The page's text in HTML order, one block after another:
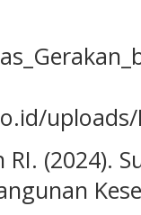
uploads/
(2024).